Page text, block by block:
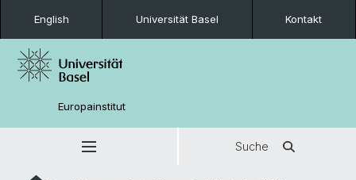
English Universität Basel Kontakt
Europainstitut
Suche